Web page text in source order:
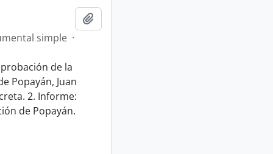
simple ·
de la
Popayán, Juan
2. Informe:
de Popayán.